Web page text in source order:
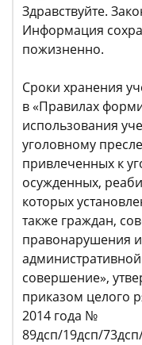
Здравствуйте.
Информация
пожизненно.
Сроки хранения
в «Правилах
использования
уголовному
привлеченных к
осужденных,
которых
также граждан,
правонарушения
административной
совершение»,
приказом целого
2014 года №
89дсп/19дсп/